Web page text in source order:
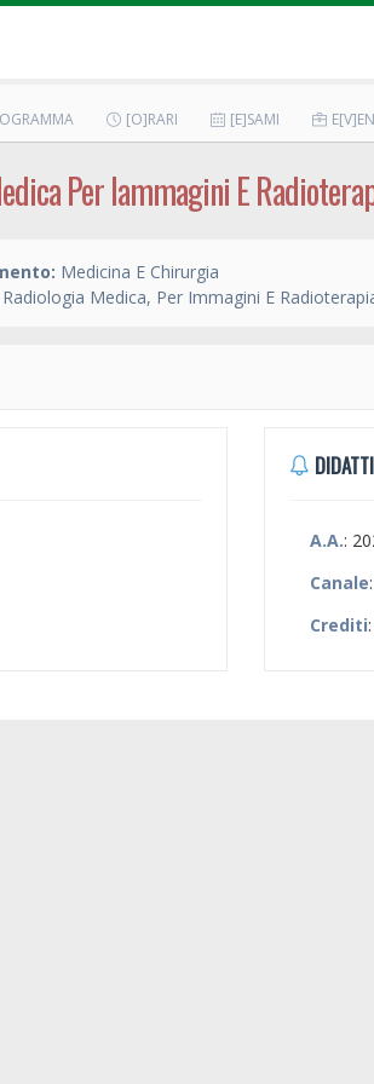
[O]RARI [E]SAMI
Per Iammagini E
Medicina E Chirurgia
Medica, Per Immagini E
A.A.:
Canale
Crediti